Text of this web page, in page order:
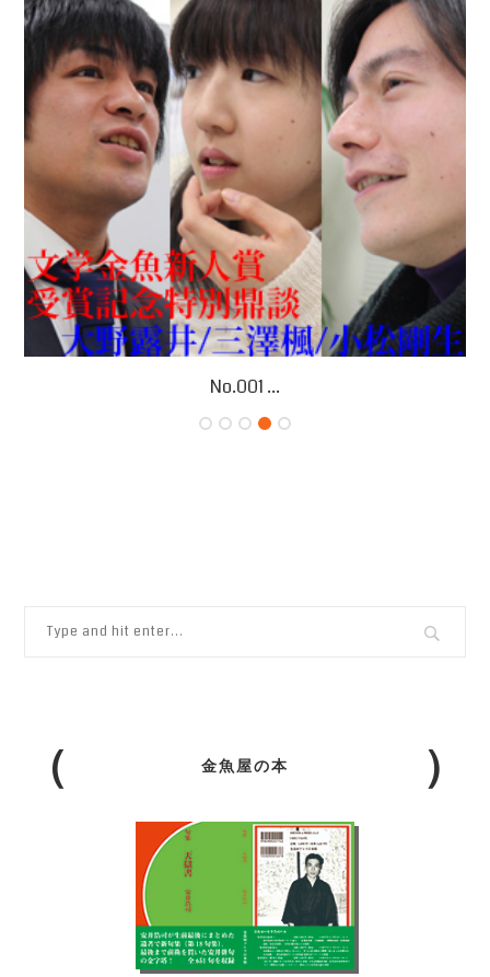
No.001 ...
金魚屋の本